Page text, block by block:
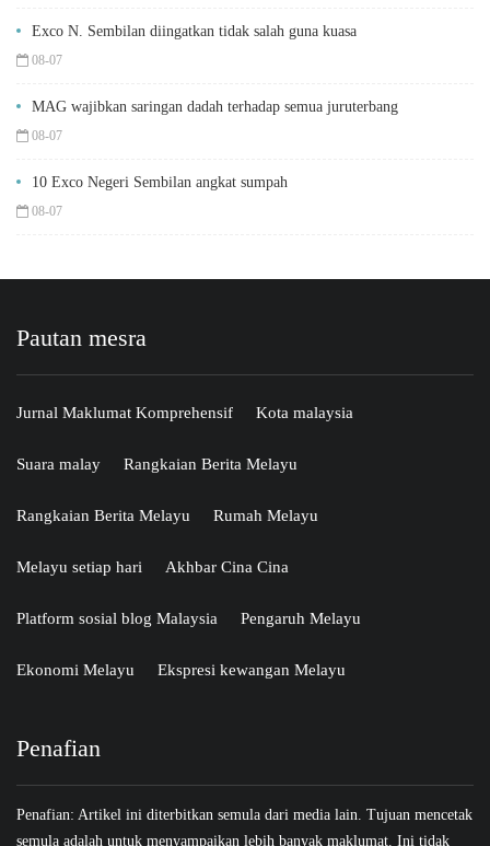
Exco N. Sembilan diingatkan tidak salah guna kuasa
08-07
MAG wajibkan saringan dadah terhadap semua juruterbang
08-07
10 Exco Negeri Sembilan angkat sumpah
08-07
Pautan mesra
Jurnal Maklumat Komprehensif Kota malaysia
Suara malay Rangkaian Berita Melayu
Rangkaian Berita Melayu Rumah Melayu
Melayu setiap hari Akhbar Cina Cina
Platform sosial blog Malaysia Pengaruh Melayu
Ekonomi Melayu Ekspresi kewangan Melayu
Penafian
Penafian: Artikel ini diterbitkan semula dari media lain. Tujuan mencetak
semula adalah untuk menyampaikan lebih banyak maklumat. Ini tidak